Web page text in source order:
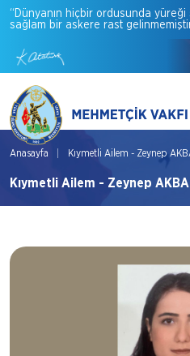
“Dünyanın hiçbir ordusunda yüreği
sağlam bir askere rast
Anasayfa Kıymetli Ailem - Zeynep
Kıymetli Ailem - Zeynep